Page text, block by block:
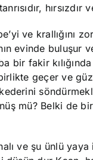
hırsızdır ve
ve krallığını
evinde buluşur
bir fakir
geçer ve
kederini
mü? Belki de
ve şu ünlü yaya